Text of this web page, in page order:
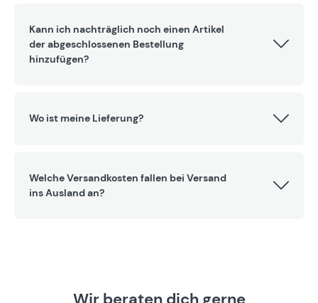
Kann ich nachträglich noch einen Artikel
der abgeschlossenen Bestellung
hinzufügen?
Wo ist meine Lieferung?
Welche Versandkosten fallen bei Versand
ins Ausland an?